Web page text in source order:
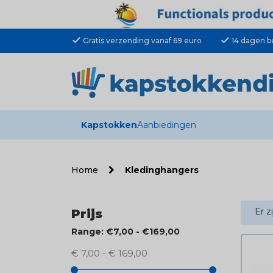
check Gratis verzending vanaf 69 euro check 14 dagen
KapstokkenAanbiedingen
Home Kledinghangers
Prijs
Range: €7,00 - €169,00
€ 7,00 - € 169,00
Er